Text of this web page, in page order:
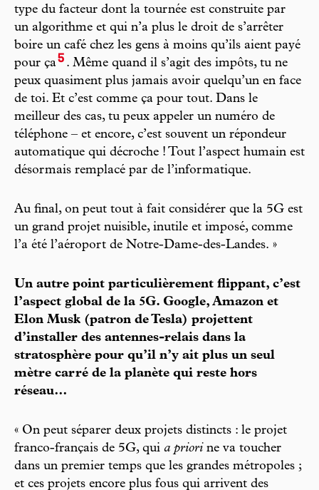
type du facteur dont la tournée est construite par
un algorithme et qui n’a plus le droit de s’arrêter
boire un café chez les gens à moins qu’ils aient payé
pour ça5 . Même quand il s’agit des impôts, tu ne
peux quasiment plus jamais avoir quelqu’un en face
de toi. Et c’est comme ça pour tout. Dans le
meilleur des cas, tu peux appeler un numéro de
téléphone – et encore, c’est souvent un répondeur
automatique qui décroche ! Tout l’aspect humain est
désormais remplacé par de l’informatique.
Au final, on peut tout à fait considérer que la 5G est
un grand projet nuisible, inutile et imposé, comme
l’a été l’aéroport de Notre-Dame-des-Landes. »
Un autre point particulièrement flippant, c’est
l’aspect global de la 5G. Google, Amazon et
Elon Musk (patron de Tesla) projettent
d’installer des antennes-relais dans la
stratosphère pour qu’il n’y ait plus un seul
mètre carré de la planète qui reste hors
réseau…
« On peut séparer deux projets distincts : le projet
franco-français de 5G, qui a priori ne va toucher
dans un premier temps que les grandes métropoles ;
et ces projets encore plus fous qui arrivent des